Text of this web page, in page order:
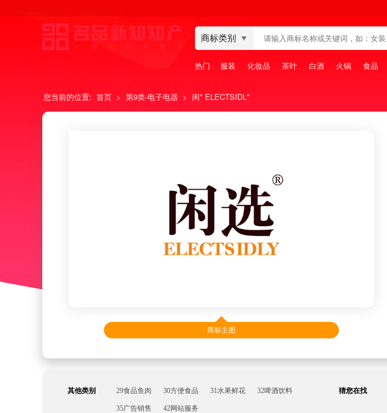
商标类别 ▼
热门 : 服装 化妆品 茶叶 白酒 火锅 食品
您当前的位置: 首页 > 第9类-电子电器 > 闲* ELECTSIDL*
商标主图
其他类别 29食品鱼肉 30方便食品 31水果鲜花 32啤酒饮料
35广告销售 42网站服务
猜您在找